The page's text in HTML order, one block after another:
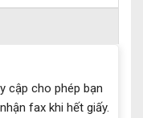
cập cho phép bạn
fax khi hết giấy.